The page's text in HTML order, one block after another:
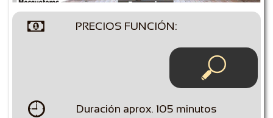
 PRECIOS FUNCIÓN:

 Duración aprox. 105 minutos